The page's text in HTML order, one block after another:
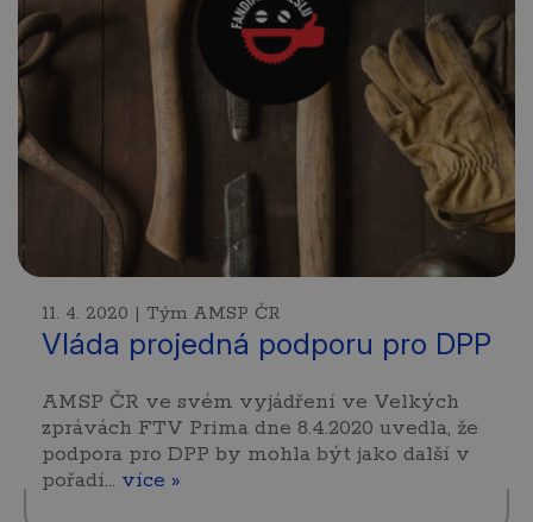
11. 4. 2020 | Tým AMSP ČR
Vláda projedná podporu pro DPP
AMSP ČR ve svém vyjádření ve Velkých
zprávách FTV Prima dne 8.4.2020 uvedla, že
podpora pro DPP by mohla být jako další v
pořadí… více »